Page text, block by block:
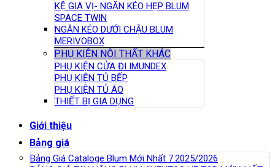
KỆ GIA VỊ- NGĂN KÉO HẸP BLUM
SPACE TWIN
NGĂN KÉO DƯỚI CHẬU BLUM
MERIVOBOX
PHỤ KIỆN NỘI THẤT KHÁC
PHỤ KIỆN CỬA ĐI IMUNDEX
PHỤ KIỆN TỦ BẾP
PHỤ KIỆN TỦ ÁO
THIẾT BỊ GIA DỤNG
Giới thiệu
Bảng giá
Bảng Giá Cataloge Blum Mới Nhất 7.2025/2026